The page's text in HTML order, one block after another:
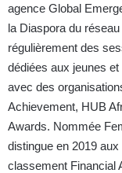
agence Global
la Diaspora du
régulièrement des
dédiées aux jeunes
avec des
Achievement, HUB
Awards. Nommée
distingue en 2019
classement Financial